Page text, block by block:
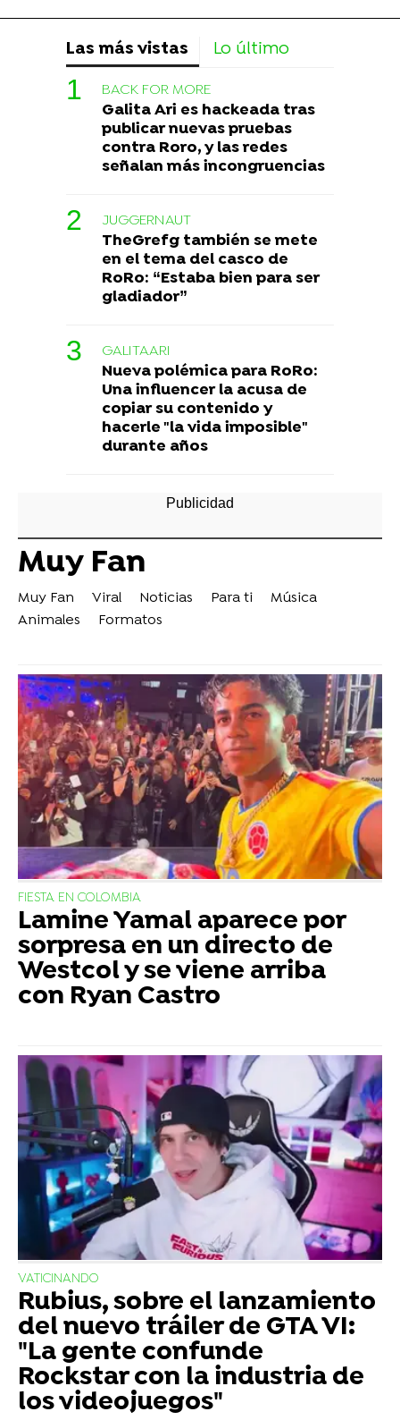
Las más vistas Lo último
BACK FOR MORE
Galita Ari es hackeada tras
publicar nuevas pruebas
contra Roro, y las redes
señalan más incongruencias
JUGGERNAUT
TheGrefg también se mete
en el tema del casco de
RoRo: “Estaba bien para ser
gladiador”
GALITAARI
Nueva polémica para RoRo:
Una influencer la acusa de
copiar su contenido y
hacerle "la vida imposible"
durante años
Muy Fan
Muy Fan Viral Noticias Para ti
Música
Animales
Formatos
FIESTA EN COLOMBIA
Lamine Yamal aparece por
sorpresa en un directo de
Westcol y se viene arriba
con Ryan Castro
VATICINANDO
Rubius, sobre el lanzamiento
del nuevo tráiler de GTA VI:
"La gente confunde
Rockstar con la industria de
los videojuegos"